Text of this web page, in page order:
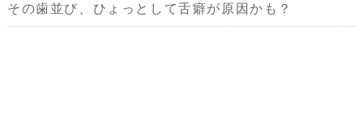
その歯並び、ひょっとして舌癖が原因かも？